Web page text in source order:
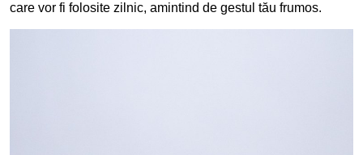
care vor fi folosite zilnic, amintind de gestul tău frumos.